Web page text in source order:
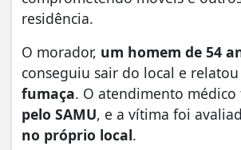
residência.
O morador, um homem de 54
conseguiu sair do local e
fumaça. O atendimento
pelo SAMU, e a vítima foi
no próprio local.